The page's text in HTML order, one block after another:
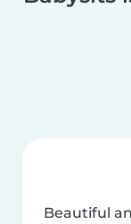
Beautiful